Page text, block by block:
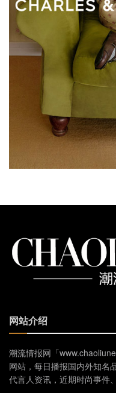
网站介绍
潮流情报网「
网站，每日播报国内外知名
代言人资讯，近期时尚事件